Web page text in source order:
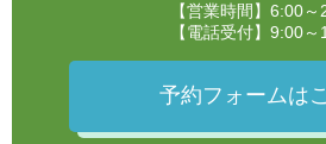
【営業時間】6:00
【電話受付】9:00
予約フォームは